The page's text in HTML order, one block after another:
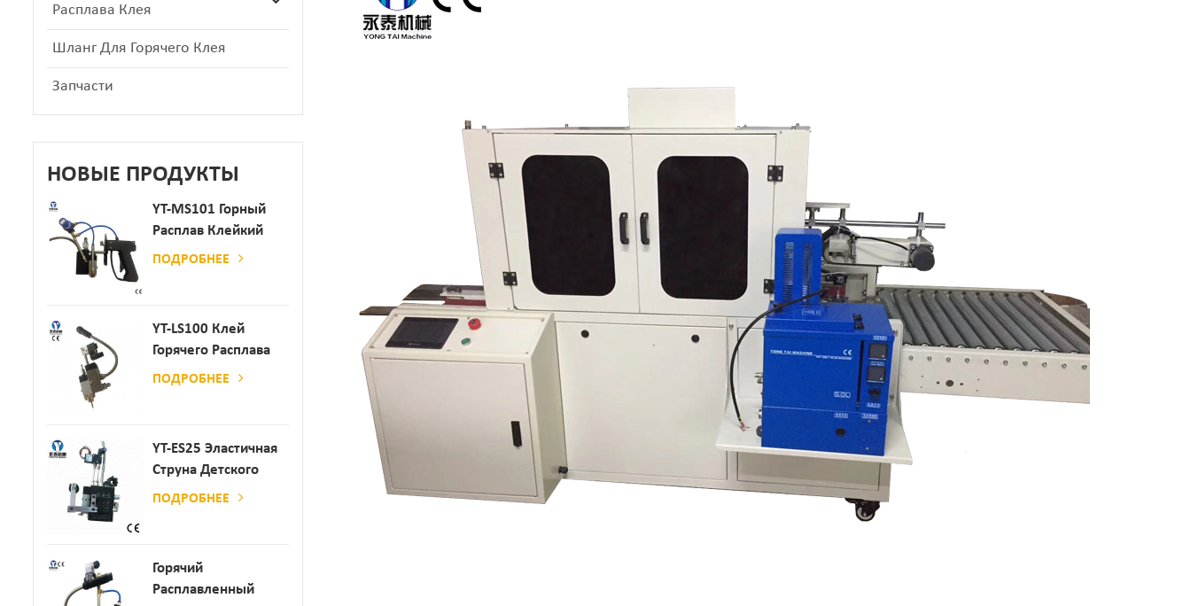
Расплава Клея
Шланг Для Горячего Клея
Запчасти
НОВЫЕ ПРОДУКТЫ
YT-MS101 Горный
Расплав Клейкий
Распылительный
ПОДРОБНЕЕ
YT-LS100 Клей
Горячего Расплава
Клея
ПОДРОБНЕЕ
YT-ES25 Эластичная
Струна Детского
Пеленки
ПОДРОБНЕЕ
Горячий
Расплавленный